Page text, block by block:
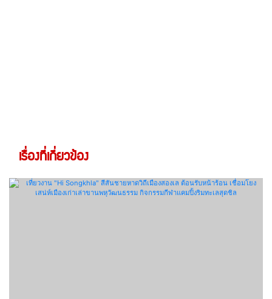
เรื่องที่เกี่ยวข้อง